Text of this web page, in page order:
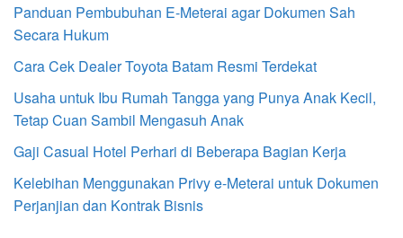
Panduan Pembubuhan E-Meterai agar Dokumen Sah
Secara Hukum
Cara Cek Dealer Toyota Batam Resmi Terdekat
Usaha untuk Ibu Rumah Tangga yang Punya Anak Kecil,
Tetap Cuan Sambil Mengasuh Anak
Gaji Casual Hotel Perhari di Beberapa Bagian Kerja
Kelebihan Menggunakan Privy e-Meterai untuk Dokumen
Perjanjian dan Kontrak Bisnis